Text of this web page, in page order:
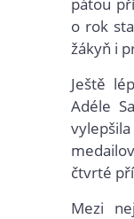
o rok
žákyň i
Ještě
Adéle
čtvrté
Mezi